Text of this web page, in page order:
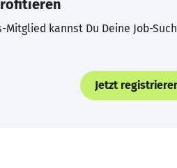
Mitglied kannst Du Deine Job-
Jetzt